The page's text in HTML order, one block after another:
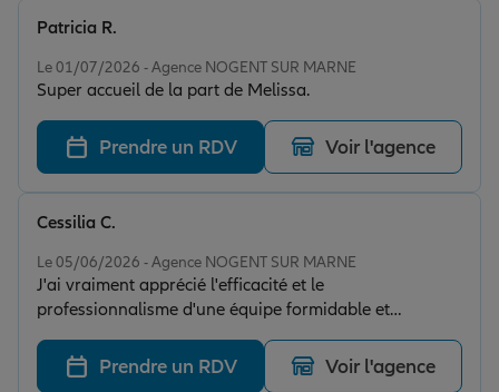
Retraite
Tous nos devis d'assurance
Le 01/07/2026 - Agence NOGENT SUR MARNE
Super accueil de la part de Melissa.
Patricia R.
Prendre un RDV Voir l'agence
Le 05/06/2026 - Agence NOGENT SUR MARNE
J'ai vraiment apprécié l'efficacité et le
professionnalisme d'une équipe formidable et
sympathique "une assurance qui vous rassure !"
Cessilia C.
Prendre un RDV Voir l'agence